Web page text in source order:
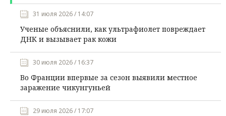
31 июля 2026 / 14:07
Ученые объяснили, как ультрафиолет повреждает
ДНК и вызывает рак кожи
30 июля 2026 / 16:37
Во Франции впервые за сезон выявили местное
заражение чикунгуньей
29 июля 2026 / 17:07